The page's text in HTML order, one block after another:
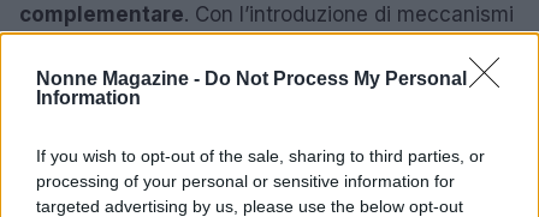
Nonne Magazine - Do Not Process My Personal
Information
If you wish to opt-out of the sale, sharing to third parties, or
processing of your personal or sensitive information for
targeted advertising by us, please use the below opt-out
complementare. Con l’introduzione di meccanismi
a incentivare i lavoratori a partecipare a forme di
pensione adeguata e un futuro più sereno.
In questo articolo esploreremo insieme le